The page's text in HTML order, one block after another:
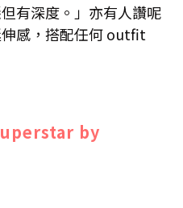
有深度。」亦有人讚呢
感，搭配任何 outfit
by